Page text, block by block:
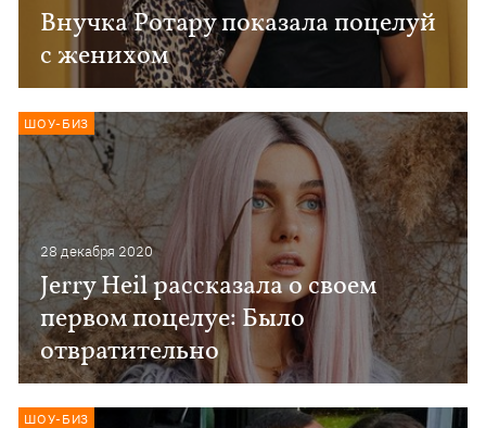
Внучка Ротару показала поцелуй
с женихом
28 декабря 2020
Jerry Heil рассказала о своем
первом поцелуе: Было
отвратительно
ШОУ-БИЗ
ШОУ-БИЗ